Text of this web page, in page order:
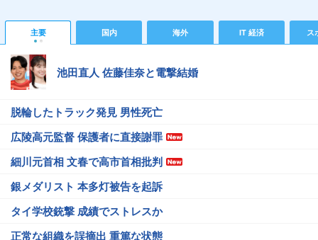
主要 国内 海外 IT 経済 ス
池田直人 佐藤佳奈と電撃結婚
脱輪したトラック発見 男性死亡
広陵高元監督 保護者に直接謝罪
細川元首相 文春で高市首相批判
銀メダリスト 本多灯被告を起訴
タイ学校銃撃 成績でストレスか
正常な組織を誤摘出 重篤な状態